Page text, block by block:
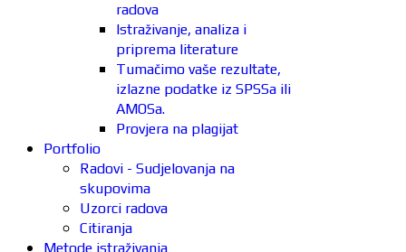
radova
Istraživanje, analiza i
priprema literature
Tumačimo vaše rezultate,
izlazne podatke iz SPSSa ili
AMOSa.
Provjera na plagijat
Portfolio
Radovi - Sudjelovanja na
skupovima
Uzorci radova
Citiranja
Metode istraživanja